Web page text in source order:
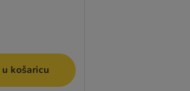
košaricu